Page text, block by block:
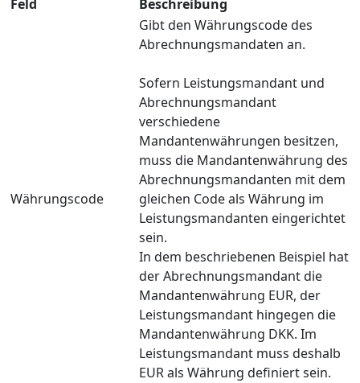
Feld Beschreibung
Währungscode
Gibt den Währungscode des
Abrechnungsmandaten an.
Sofern Leistungsmandant und
Abrechnungsmandant
verschiedene
Mandantenwährungen besitzen,
muss die Mandantenwährung des
Abrechnungsmandanten mit dem
gleichen Code als Währung im
Leistungsmandanten eingerichtet
sein.
In dem beschriebenen Beispiel hat
der Abrechnungsmandant die
Mandantenwährung EUR, der
Leistungsmandant hingegen die
Mandantenwährung DKK. Im
Leistungsmandant muss deshalb
EUR als Währung definiert sein.